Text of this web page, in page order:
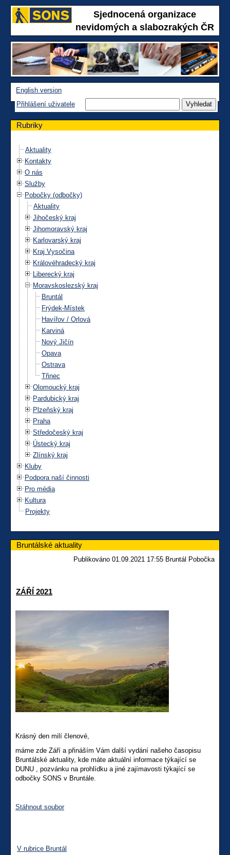
Sjednocená organizace
nevidomých a slabozrakých ČR
English version
Přihlášení uživatele
Rubriky
Aktuality
Kontakty
O nás
Služby
Pobočky (odbočky)
Aktuality
Jihočeský kraj
Jihomoravský kraj
Karlovarský kraj
Kraj Vysočina
Královéhradecký kraj
Liberecký kraj
Moravskoslezský kraj
Bruntál
Frýdek-Místek
Havířov / Orlová
Karviná
Nový Jičín
Opava
Ostrava
Třinec
Olomoucký kraj
Pardubický kraj
Plzeňský kraj
Praha
Středočeský kraj
Ústecký kraj
Zlínský kraj
Kluby
Podpora naší činnosti
Pro média
Kultura
Projekty
Bruntálské aktuality
Publikováno 01.09.2021 17:55 Bruntál Pobočka
ZÁŘÍ 2021
Krásný den milí členové,
máme zde Září a přináším Vám další vydání našeho časopisu
Bruntálské aktuality, kde máte aktuální informace týkající se
DUNU , pozvánku na prohlídku a jiné zajímavosti týkající se
odbočky SONS v Bruntále.
Stáhnout soubor
V rubrice Bruntál